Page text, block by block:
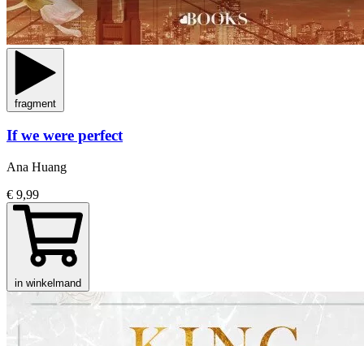
fragment
If we were perfect
Ana Huang
€ 9,99
in winkelmand